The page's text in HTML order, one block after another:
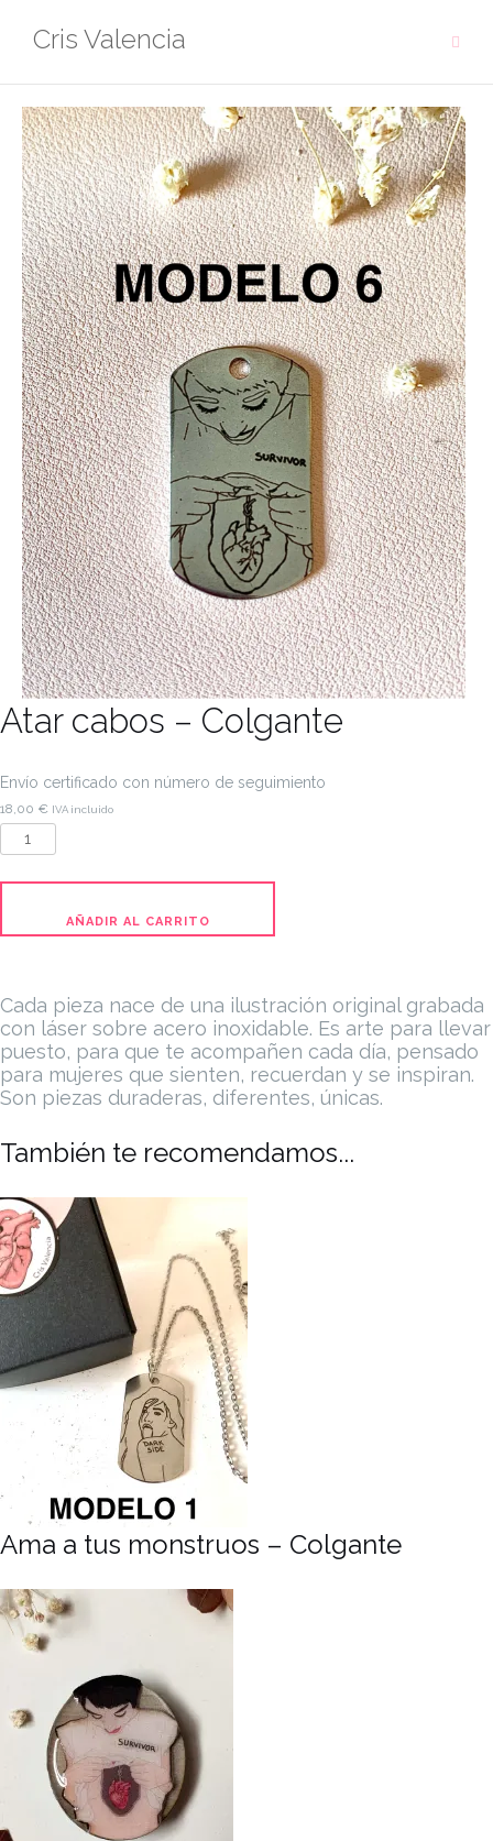
Cris Valencia
Atar cabos – Colgante
Envío certificado con número de seguimiento
18,00 € IVA incluido
Atar
-
Colgante
cantidad
AÑADIR AL CARRITO
Cada pieza nace de una ilustración original grabada
con láser sobre acero inoxidable. Es arte para llevar
puesto, para que te acompañen cada día, pensado
para mujeres que sienten, recuerdan y se inspiran.
Son piezas duraderas, diferentes, únicas.
También te recomendamos...
Ama a tus monstruos – Colgante